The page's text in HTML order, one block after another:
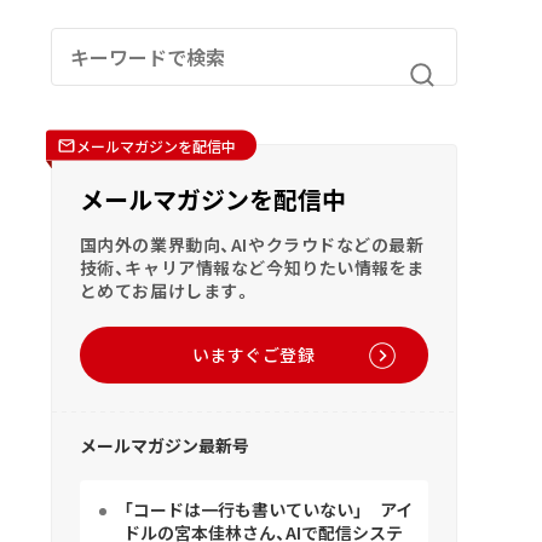
メールマガジンを配信中
メールマガジンを配信中
国内外の業界動向、AIやクラウドなどの最新
技術、キャリア情報など今知りたい情報をま
とめてお届けします。
いますぐご登録
メールマガジン最新号
「コードは一行も書いていない」 アイ
ドルの宮本佳林さん、AIで配信システ